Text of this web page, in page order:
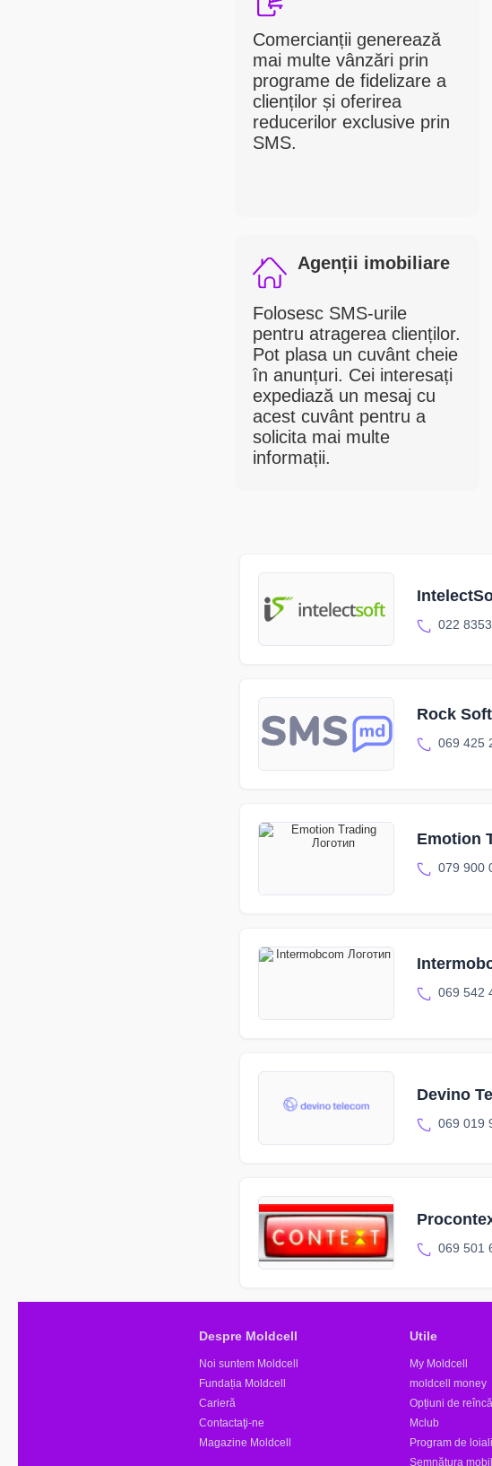
Comercianții generează
mai multe vânzări prin
programe de fidelizare a
clienților și oferirea
reducerilor exclusive prin
SMS.
Agenții imobiliare
Folosesc SMS-urile
pentru atragerea clienților.
Pot plasa un cuvânt cheie
în anunțuri. Cei interesați
expediază un mesaj cu
acest cuvânt pentru a
solicita mai multe
informații.
022
Rock Soft
069 425
Emotion
079 900
069 542
Devino
069 019
069 501
Despre Moldcell
Noi suntem Moldcell
Fundația Moldcell
Carieră
Contactaţi-ne
Magazine Moldcell
Utile
My Moldcell
moldcell money
Opțiuni de
Mclub
Program de
Semnătura